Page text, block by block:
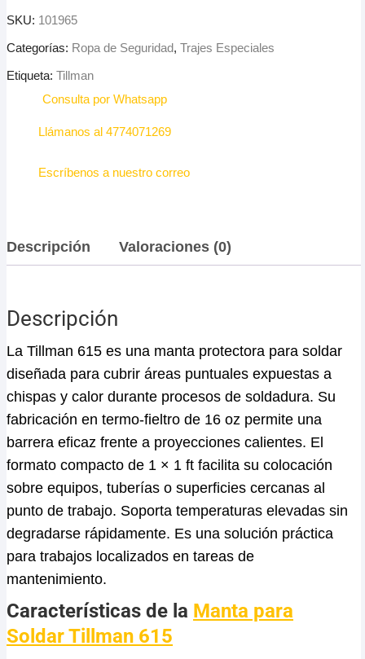
SKU: 101965
Categorías: Ropa de Seguridad, Trajes Especiales
Etiqueta: Tillman
Consulta por Whatsapp
Llámanos al 4774071269
Escríbenos a nuestro correo
Descripción Valoraciones (0)
Descripción
La Tillman 615 es una manta protectora para soldar
diseñada para cubrir áreas puntuales expuestas a
chispas y calor durante procesos de soldadura. Su
fabricación en termo-fieltro de 16 oz permite una
barrera eficaz frente a proyecciones calientes. El
formato compacto de 1 × 1 ft facilita su colocación
sobre equipos, tuberías o superficies cercanas al
punto de trabajo. Soporta temperaturas elevadas sin
degradarse rápidamente. Es una solución práctica
para trabajos localizados en tareas de
mantenimiento.
Características de la Manta para
Soldar Tillman 615